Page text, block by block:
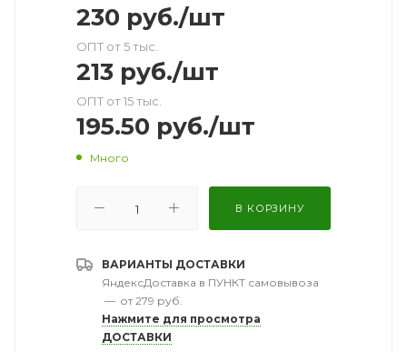
230 руб./шт
ОПТ от 5 тыс.
213 руб./шт
ОПТ от 15 тыс.
195.50 руб./шт
Много
В КОРЗИНУ
ВАРИАНТЫ ДОСТАВКИ
ЯндексДоставка в ПУНКТ самовывоза
— от 279 руб.
Нажмите для просмотра
ДОСТАВКИ